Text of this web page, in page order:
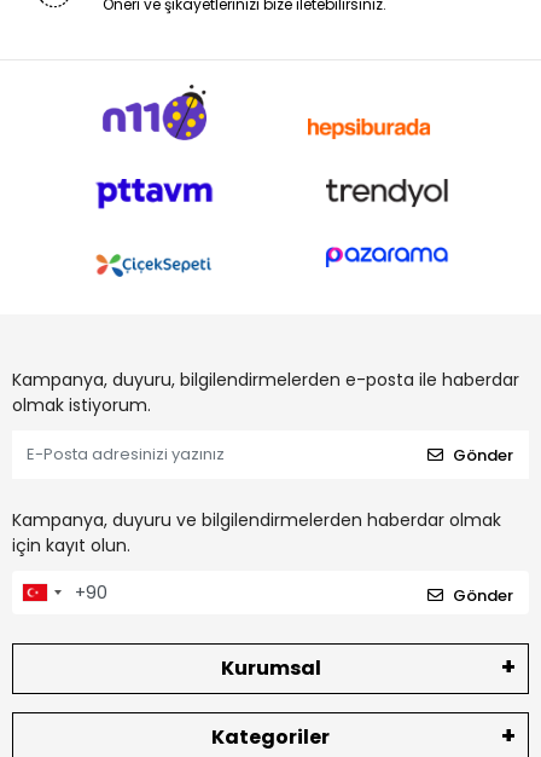
Öneri ve şikayetlerinizi bize iletebilirsiniz.
Kampanya, duyuru, bilgilendirmelerden e-posta ile haberdar
olmak istiyorum.
Gönder
Kampanya, duyuru ve bilgilendirmelerden haberdar olmak
için kayıt olun.
Gönder
Kurumsal
Kategoriler